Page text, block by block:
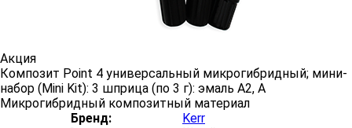
Акция
Композит Point 4 универсальный микрогибридный; мини-
набор (Mini Kit): 3 шприца (по 3 г): эмаль A2, A
Микрогибридный композитный материал
Бренд:
Kerr